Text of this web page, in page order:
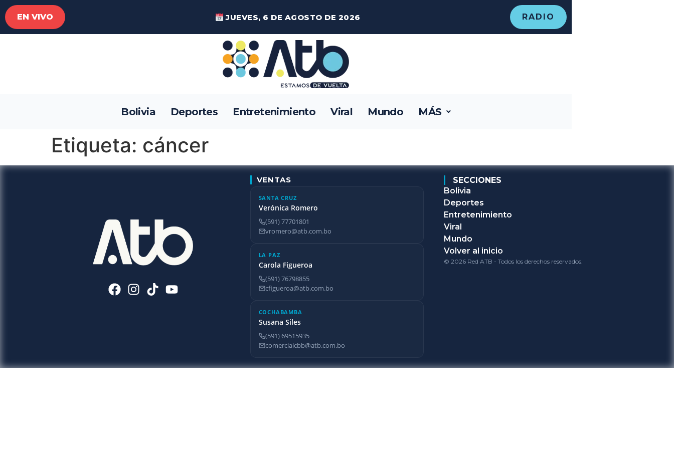
EN VIVO JUEVES, 6 DE AGOSTO DE 2026 RADIO
Bolivia Deportes Entretenimiento Viral Mundo MÁS
Etiqueta: cáncer
VENTAS
SANTA CRUZ
Verónica Romero
(591) 77701801
vromero@atb.com.bo
LA PAZ
Carola Figueroa
(591) 76798855
cfigueroa@atb.com.bo
COCHABAMBA
Susana Siles
(591) 69515935
comercialcbb@atb.com.bo
SECCIONES
Bolivia
Deportes
Entretenimiento
Viral
Mundo
Volver al inicio
© 2026 Red ATB - Todos los derechos reservados.